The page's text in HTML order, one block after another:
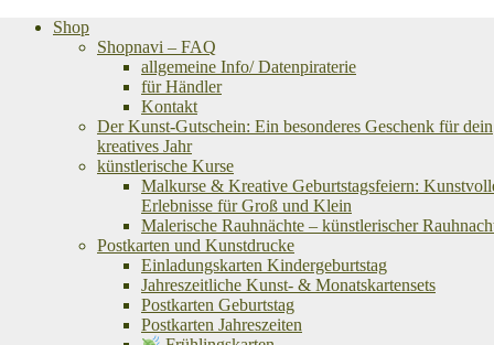
Shop
Shopnavi – FAQ
allgemeine Info/ Datenpiraterie
für Händler
Kontakt
Der Kunst-Gutschein: Ein besonderes Geschenk für dein
kreatives Jahr
künstlerische Kurse
Malkurse & Kreative Geburtstagsfeiern:
Erlebnisse für Groß und Klein
Malerische Rauhnächte – künstlerischer
Postkarten und Kunstdrucke
Einladungskarten Kindergeburtstag
Jahreszeitliche Kunst- & Monatskartensets
Postkarten Geburtstag
Postkarten Jahreszeiten